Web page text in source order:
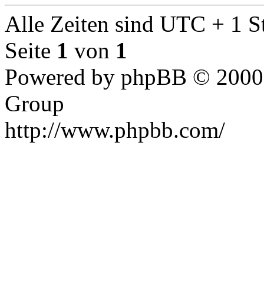
Alle Zeiten sind UTC + 1
Seite 1 von 1
Powered by phpBB ©
Group
http://www.phpbb.com/